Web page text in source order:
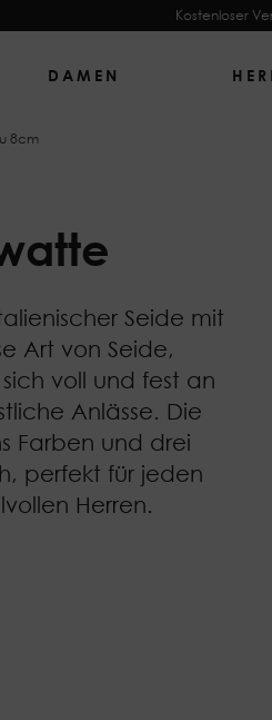
Kostenloser
DAMEN
8cm
Seide mit
Art von Seide,
voll und fest an
Anlässe. Die
Farben und drei
perfekt für jeden
Herren.